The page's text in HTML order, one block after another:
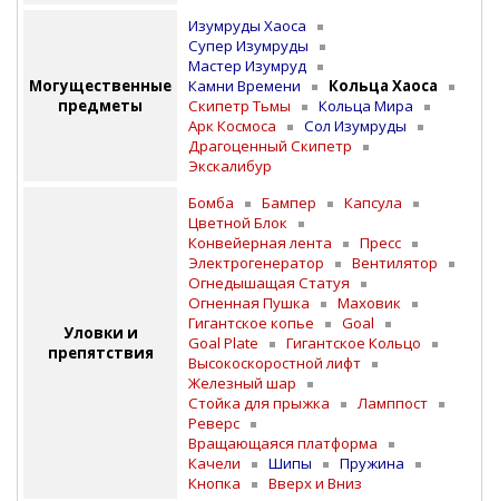
Могущественные
предметы
Изумруды Хаоса
Супер Изумруды
Мастер Изумруд
Камни Времени
Кольца Хаоса
Скипетр Тьмы
Кольца Мира
Арк Космоса
Сол Изумруды
Драгоценный Скипетр
Экскалибур
Уловки и
препятствия
Бомба Бампер
Капсула
Цветной Блок
Конвейерная лента
Пресс
Электрогенератор
Вентилятор
Огнедышащая Статуя
Огненная Пушка
Маховик
Гигантское копье
Goal
Goal Plate
Гигантское Кольцо
Высокоскоростной лифт
Железный шар
Стойка для прыжка
Ламппост
Реверс
Вращающаяся платформа
Качели
Шипы
Пружина
Кнопка
Вверх и Вниз